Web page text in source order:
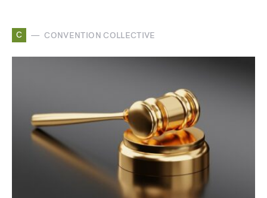
C CONVENTION COLLECTIVE